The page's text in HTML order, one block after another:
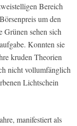
Bereich
um den
Grünen sehen sich
Konnten sie
kruden Theorien
nicht vollumfänglich
Lichtschein
manifestiert als